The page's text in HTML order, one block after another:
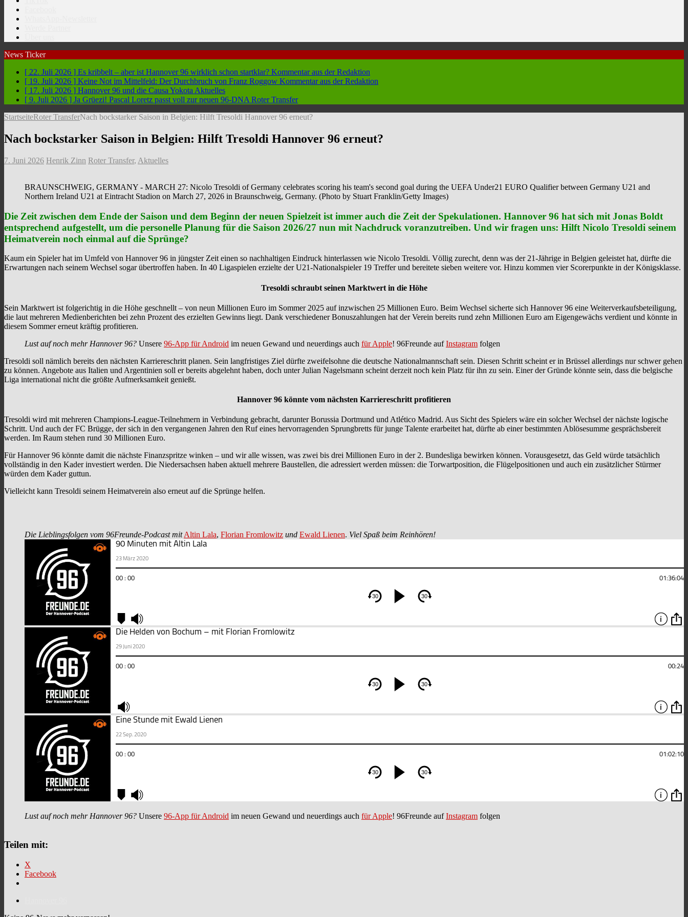
News Ticker
[ 22. Juli 2026 ] Es kribbelt – aber ist Hannover 96 wirklich schon startklar? Kommentar aus der Redaktion
[ 19. Juli 2026 ] Keine Not im Mittelfeld: Der Durchbruch von Franz Roggow Kommentar aus der Redaktion
[ 17. Juli 2026 ] Hannover 96 und die Causa Yokota Aktuelles
[ 9. Juli 2026 ] Ja Grüezi! Pascal Loretz passt voll zur neuen 96-DNA Roter Transfer
StartseiteRoter TransferNach bockstarker Saison in Belgien: Hilft Tresoldi Hannover 96 erneut?
Nach bockstarker Saison in Belgien: Hilft Tresoldi Hannover 96 erneut?
7. Juni 2026 Henrik Zinn Roter Transfer, Aktuelles
BRAUNSCHWEIG, GERMANY - MARCH 27: Nicolo Tresoldi of Germany celebrates scoring his team's second goal during the UEFA Under21 EURO Qualifier between Germany U21 and
Northern Ireland U21 at Eintracht Stadion on March 27, 2026 in Braunschweig, Germany. (Photo by Stuart Franklin/Getty Images)
Die Zeit zwischen dem Ende der Saison und dem Beginn der neuen Spielzeit ist immer auch die Zeit der Spekulationen. Hannover 96 hat sich mit Jonas Boldt
entsprechend aufgestellt, um die personelle Planung für die Saison 2026/27 nun mit Nachdruck voranzutreiben. Und wir fragen uns: Hilft Nicolo Tresoldi seinem
Heimatverein noch einmal auf die Sprünge?
Kaum ein Spieler hat im Umfeld von Hannover 96 in jüngster Zeit einen so nachhaltigen Eindruck hinterlassen wie Nicolo Tresoldi. Völlig zurecht, denn was der 21-Jährige in Belgien geleistet hat, dürfte die
Erwartungen nach seinem Wechsel sogar übertroffen haben. In 40 Ligaspielen erzielte der U21-Nationalspieler 19 Treffer und bereitete sieben weitere vor. Hinzu kommen vier Scorerpunkte in der Königsklasse.
Tresoldi schraubt seinen Marktwert in die Höhe
Sein Marktwert ist folgerichtig in die Höhe geschnellt – von neun Millionen Euro im Sommer 2025 auf inzwischen 25 Millionen Euro. Beim Wechsel sicherte sich Hannover 96 eine Weiterverkaufsbeteiligung,
die laut mehreren Medienberichten bei zehn Prozent des erzielten Gewinns liegt. Dank verschiedener Bonuszahlungen hat der Verein bereits rund zehn Millionen Euro am Eigengewächs verdient und könnte in
diesem Sommer erneut kräftig profitieren.
Lust auf noch mehr Hannover 96? Unsere 96-App für Android im neuen Gewand und neuerdings auch für Apple! 96Freunde aufInstagram folgen
Tresoldi soll nämlich bereits den nächsten Karriereschritt planen. Sein langfristiges Ziel dürfte zweifelsohne die deutsche Nationalmannschaft sein. Diesen Schritt scheint er in Brüssel allerdings nur schwer gehen
zu können. Angebote aus Italien und Argentinien soll er bereits abgelehnt haben, doch unter Julian Nagelsmann scheint derzeit noch kein Platz für ihn zu sein. Einer der Gründe könnte sein, dass die belgische
Liga international nicht die größte Aufmerksamkeit genießt.
Hannover 96 könnte vom nächsten Karriereschritt profitieren
Tresoldi wird mit mehreren Champions-League-Teilnehmern in Verbindung gebracht, darunter Borussia Dortmund und Atlético Madrid. Aus Sicht des Spielers wäre ein solcher Wechsel der nächste logische
Schritt. Und auch der FC Brügge, der sich in den vergangenen Jahren den Ruf eines hervorragenden Sprungbretts für junge Talente erarbeitet hat, dürfte ab einer bestimmten Ablösesumme gesprächsbereit
werden. Im Raum stehen rund 30 Millionen Euro.
Für Hannover 96 könnte damit die nächste Finanzspritze winken – und wir alle wissen, was zwei bis drei Millionen Euro in der 2. Bundesliga bewirken können. Vorausgesetzt, das Geld würde tatsächlich
vollständig in den Kader investiert werden. Die Niedersachsen haben aktuell mehrere Baustellen, die adressiert werden müssen: die Torwartposition, die Flügelpositionen und auch ein zusätzlicher Stürmer
würden dem Kader guttun.
Vielleicht kann Tresoldi seinem Heimatverein also erneut auf die Sprünge helfen.
Die Lieblingsfolgen vom 96Freunde-Podcast mit Altin Lala, Florian Fromlowitz und Ewald Lienen. Viel Spaß beim Reinhören!
Lust auf noch mehr Hannover 96? Unsere 96-App für Android im neuen Gewand und neuerdings auch für Apple! 96Freunde aufInstagram folgen
Teilen mit:
X
Facebook